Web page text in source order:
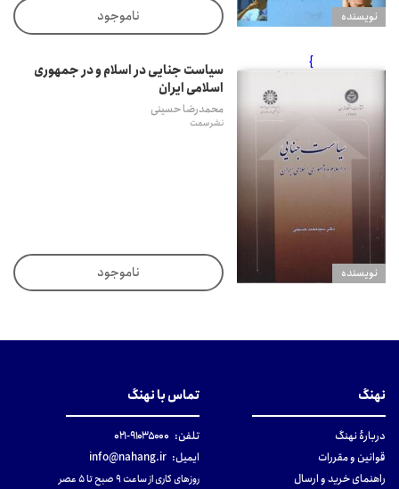
نويسنده ناموجود
نويسنده
}
سیاست جنایی در اسلام و در جمهوری
اسلامی ایران
محمدرضا حسینی
نشر سمت
ناموجود
نهنگ
دربارهٔ نهنگ
قوانین و مقررات
راهنمای خرید و ارسال
تماس با نهنگ
تلفن: ۹۱۰۳۵۰۰۰-۰۲۱
ایمیل: info@nahang.ir
روزهای کاری از ساعت ۹ صبح تا ۵ عصر